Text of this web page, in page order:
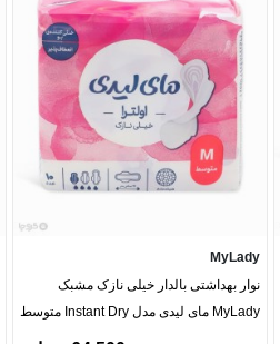
MyLady
نوار بهداشتی بالدار خیلی نازک مشبک
MyLady مای لیدی مدل Instant Dry متوسط